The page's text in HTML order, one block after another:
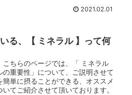
2021.02.01
る、【 ミネラル 】って何
ちらのページでは、「 ミネラル
の重要性」について、ご説明させて
単に摂ることができる、オススメ
てご紹介させて頂いております。